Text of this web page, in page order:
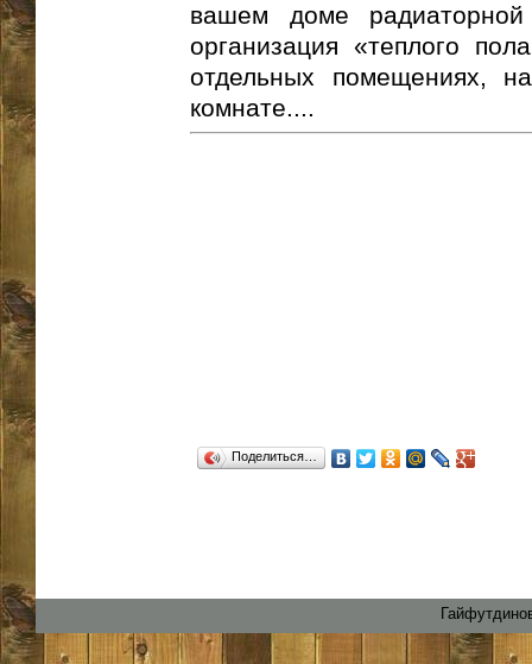
вашем доме
организация «теплого
отдельных помещениях,
комнате....
Поделиться…